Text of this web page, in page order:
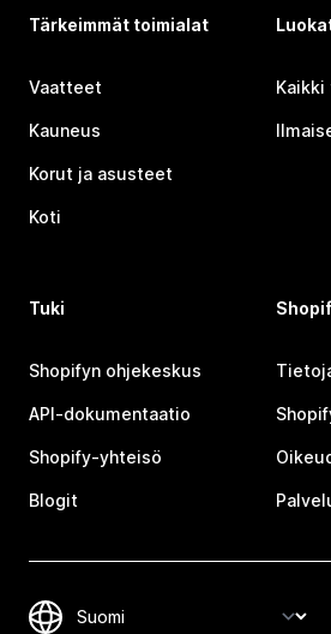
Tärkeimmät toimialat
Vaatteet
Kauneus
Korut ja asusteet
Koti
Tuki
Shopifyn ohjekeskus
API-dokumentaatio
Shopify-yhteisö
Blogit